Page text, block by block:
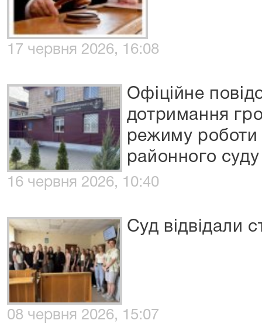
17 червня 2026, 16:08
Офіційне
дотримання
режиму роботи
районного
16 червня 2026, 10:40
Суд відвідали
08 червня 2026, 15:07